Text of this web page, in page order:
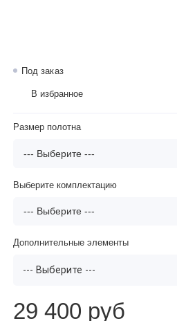
Под заказ
В избранное
Размер полотна
Выберите комплектацию
Дополнительные элементы
--- Выберите ---
29 400 руб